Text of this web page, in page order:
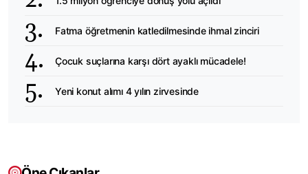
Fatma öğretmenin katledilmesinde ihmal zinciri
Çocuk suçlarına karşı dört ayaklı mücadele!
Yeni konut alımı 4 yılın zirvesinde